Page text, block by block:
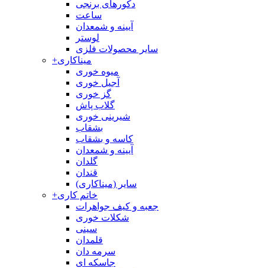
دکورهای برنجی
ساعت
آیینه و شمعدان
لوستر
سایر محصولات فلزی
+میناکاری
میوه خوری
آجیل خوری
گز خوری
گلاب پاش
شیرینی خوری
بشقاب
کاسه و بشقاب
آیینه و شمعدان
گلدان
قندان
سایر (میناکاری)
+خاتم کاری
جعبه و کیف جواهرات
شکلات خوری
سینی
قلمدان
سرمه دان
جاسکه ای